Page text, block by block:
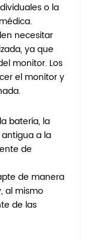
o la
necesitar
ya que
monitor. Los
el monitor y
batería, la
a la
de
de manera
al mismo
de las